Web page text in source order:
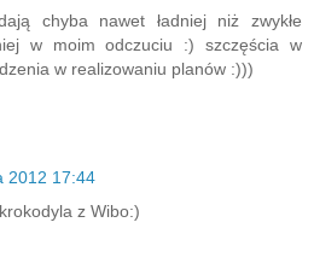
chyba nawet ładniej niż zwykłe
w moim odczuciu :) szczęścia w
w realizowaniu planów :)))
2012 17:44
z Wibo:)